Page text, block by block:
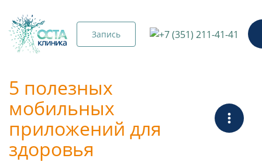
Запись
5 полезных
мобильных
приложений для
здоровья